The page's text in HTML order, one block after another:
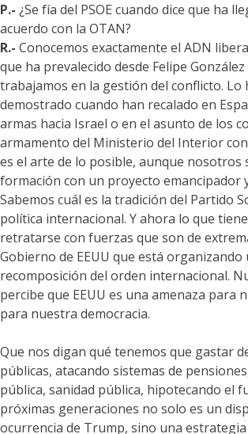
P.- ¿Se fía del PSOE cuando dice que ha
acuerdo con la OTAN?
R.- Conocemos exactamente el ADN
que ha prevalecido desde Felipe González
trabajamos en la gestión del conflicto. Lo
demostrado cuando han recalado en
armas hacia Israel o en el asunto de los
armamento del Ministerio del Interior
es el arte de lo posible, aunque nosotros
formación con un proyecto emancipador
Sabemos cuál es la tradición del Partido
política internacional. Y ahora lo que
retratarse con fuerzas que son de
Gobierno de EEUU que está organizando
recomposición del orden internacional.
percibe que EEUU es una amenaza para
para nuestra democracia.
Que nos digan qué tenemos que gastar
públicas, atacando sistemas de
pública, sanidad pública, hipotecando el
próximas generaciones no solo es un
ocurrencia de Trump, sino una